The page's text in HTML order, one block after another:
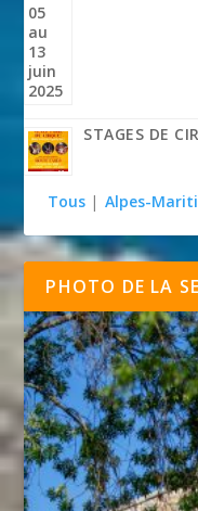
STAGES DE
Tous | Alpes-
PHOTO DE LA